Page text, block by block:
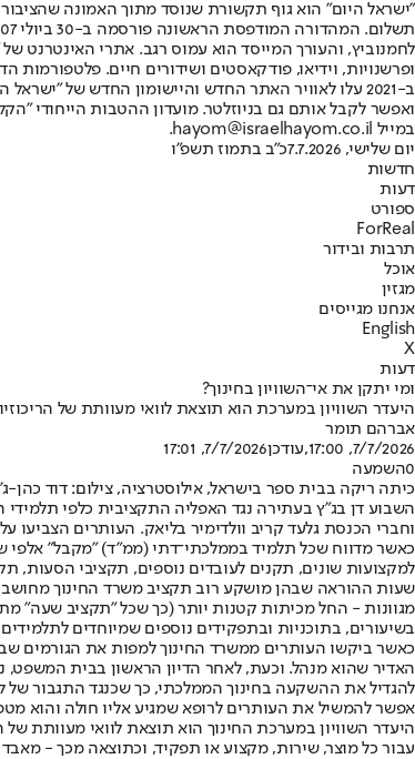
"ישראל היום" הוא גוף תקשורת שנוסד מתוך האמונה שהציבור
ופרשנויות, וידיאו, פודקאסטים ושידורים חיים. פלטפורמות
ב-2021 עלו לאוויר האתר החדש והיישומון החדש של
ואפשר לקבל אותם גם בניוזלטר. מועדון ההטבות הייחודי
במייל hayom@israelhayom.co.il.
יום שלישי, 7.7.2026
כ"ב בתמוז תשפ"ו
חדשות
דעות
ספורט
ForReal
תרבות ובידור
אוכל
מגזין
אנחנו מגייסים
English
X
דעות
ומי יתקן את אי־השוויון בחינוך?
היעדר השוויון במערכת הוא תוצאת לוואי מעוותת של
אברהם תומר
7/7/2026, 17:00
,עודכן7/7/2026, 17:01
0השמעה
כיתה ריקה בבית ספר בישראל, אילוסטרציה, צילום: דוד כהן-
השבוע דן בג"ץ בעתירה נגד האפליה התקציבית כלפי
וחברי הכנסת גלעד קריב וולדימיר בליאק. העותרים
כאשר מדווח שכל תלמיד בממלכתי־דתי (ממ"ד) "מקבל"
למקצועות שונים, תקנים לעובדים נוספים, תקציבי הסעות,
שעות ההוראה שבהן מושקע רוב תקציב משרד החינוך
מגוונות - החל מכיתות קטנות יותר (כך שכל "תקציב שעה"
בשיעורים, בתוכניות ובתפקידים נוספים שמיוחדים
כאשר ביקשו העותרים ממשרד החינוך למפות את הגורמים
האדיר שהוא מנהל. וכעת, לאחר הדיון הראשון בבית המשפט,
להגדיל את ההשקעה בחינוך הממלכתי, כך שכנגד התגבור של
אפשר להמשיל את העותרים לרופא שמגיע אליו חולה והוא
היעדר השוויון במערכת החינוך הוא תוצאת לוואי מעוותת
עבור כל מוצר, שירות, מקצוע או תפקיד, וכתוצאה מכך -